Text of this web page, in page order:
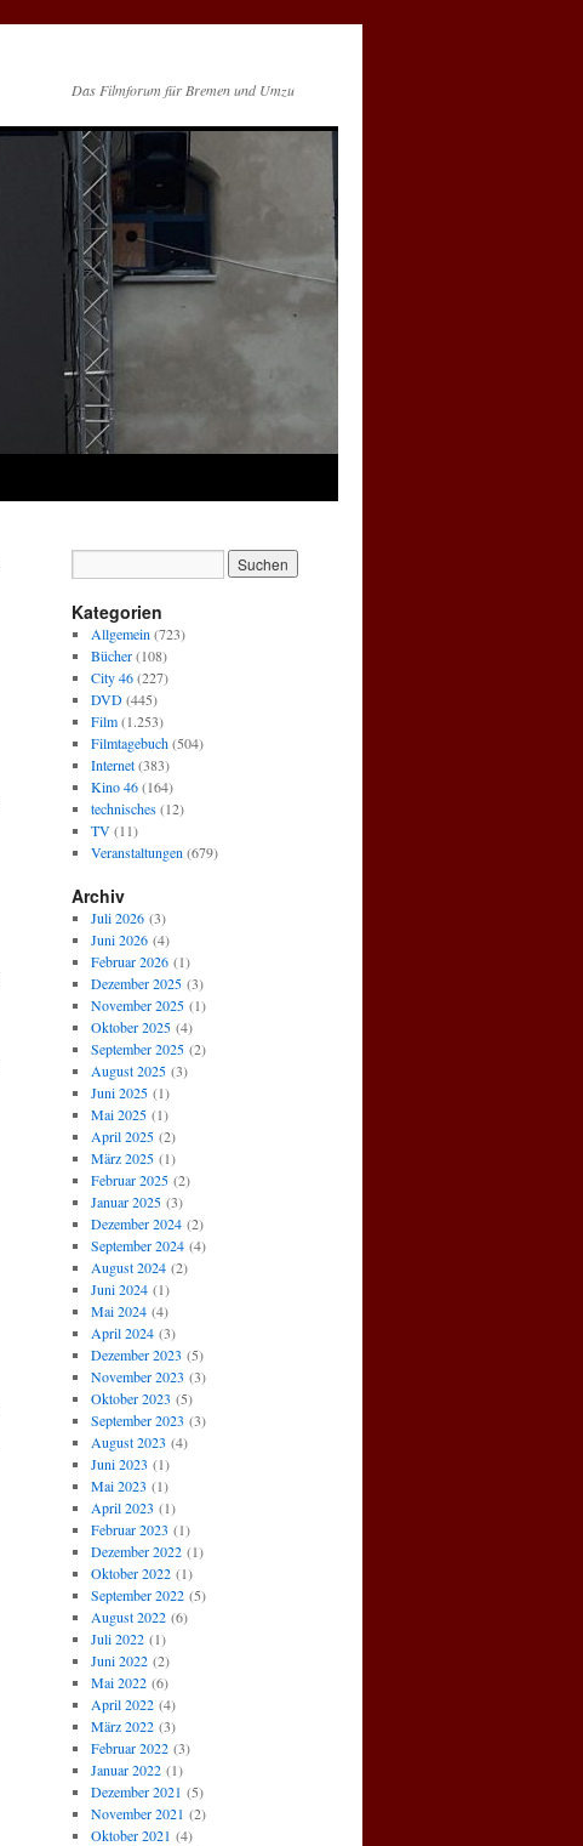
Das Filmforum für Bremen und Umzu
Kategorien
Allgemein (723)
Bücher(108)
City 46(227)
DVD(445)
Film(1.253)
Filmtagebuch(504)
Internet(383)
Kino 46(164)
technisches(12)
TV(11)
Veranstaltungen (679)
Archiv
Juli 2026(3)
Juni 2026(4)
Februar 2026(1)
Dezember 2025(3)
November 2025(1)
Oktober 2025(4)
September 2025(2)
August 2025(3)
Juni 2025(1)
Mai 2025(1)
April 2025(2)
März 2025(1)
Februar 2025(2)
Januar 2025(3)
Dezember 2024(2)
September 2024(4)
August 2024(2)
Juni 2024(1)
Mai 2024(4)
April 2024(3)
Dezember 2023 (5)
November 2023 (3)
Oktober 2023 (5)
September 2023 (3)
August 2023 (4)
Juni 2023 (1)
Mai 2023 (1)
April 2023 (1)
Februar 2023 (1)
Dezember 2022(1)
Oktober 2022(1)
September 2022(5)
August 2022(6)
Juli 2022(1)
Juni 2022(2)
Mai 2022(6)
April 2022(4)
März 2022(3)
Februar 2022(3)
Januar 2022(1)
Dezember 2021 (5)
November 2021 (2)
Oktober 2021 (4)